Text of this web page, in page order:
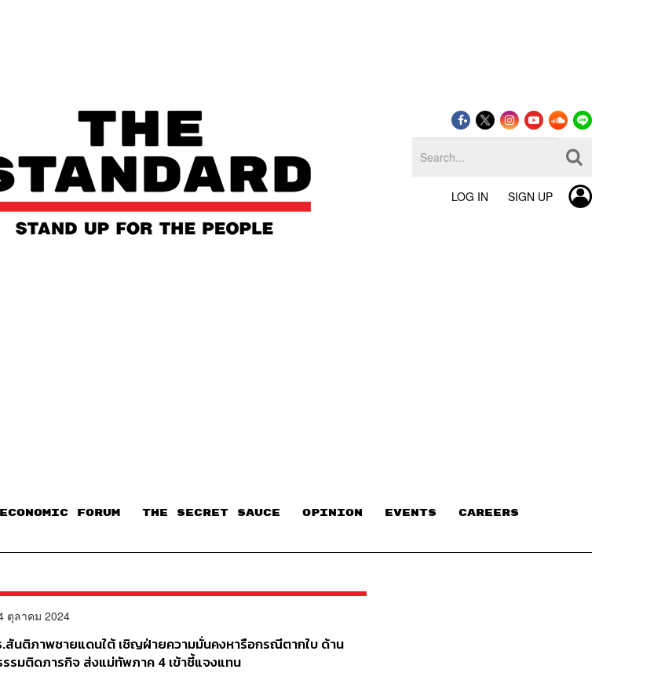
LOG IN SIGN UP
ECONOMIC FORUM THE SECRET SAUCE​ OPINION EVENTS CAREERS
ตุลาคม 2024
สันติภาพชายแดนใต้ เชิญฝ่ายความมั่นคงหารือกรณีตากใบ ด้าน
รมติดภารกิจ ส่งแม่ทัพภาค 4 เข้าชี้แจงแทน